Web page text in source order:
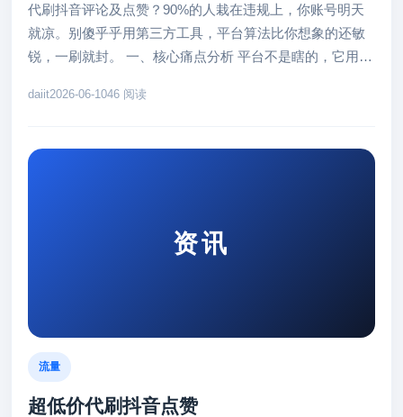
代刷抖音评论及点赞？90%的人栽在违规上，你账号明天
就凉。别傻乎乎用第三方工具，平台算法比你想象的还敏
锐，一刷就封。 一、核心痛点分析 平台不是瞎的，它用AI
daiit2026-06-1046 阅读
资讯
流量
超低价代刷抖音点赞